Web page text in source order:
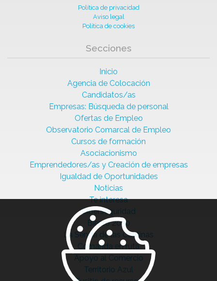
Política de privacidad
Aviso legal
Política de cookies
Secciones
Inicio
Agencia de Colocación
Candidatos/as
Empresas: Búsqueda de personal
Ofertas de Empleo
Observatorio Comarcal de Empleo
Cursos de formación
Asociacionismo
Emprendedores/as y Creación de empresas
Igualdad de Oportunidades
Noticias
Te interesa
Ciberseguridad
Bierzo 2030
La Senda de las Cantinas
Comanda en ruta
Apoyo al Comercio
Territorio Azul